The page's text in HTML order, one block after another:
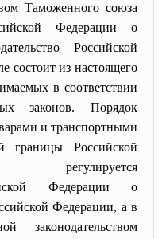
Таможенного союза
Федерации о
Российской
состоит из настоящего
в соответствии
законов. Порядок
и транспортными
границы Российской
Федерации о
Федерации, а в
законодательством